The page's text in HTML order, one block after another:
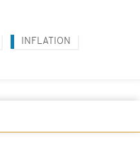
INFLATION